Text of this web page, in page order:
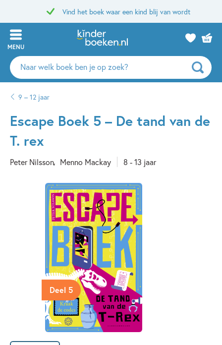
Vind het boek waar een kind blij van wordt
MENU
Zoeken
naar
auteurs
uitgevers
9 – 12 jaar
Escape Boek 5 – De tand van de
T. rex
Peter Nilsson Menno Mackay 8 - 13 jaar
Deel 5